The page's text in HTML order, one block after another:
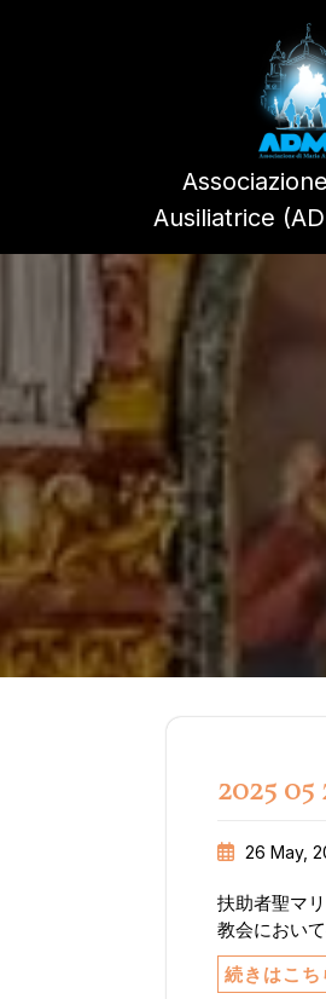
Ausiliatrice
2025 05
26 May,
扶助者聖マ
教会におい
オ会管区長
かい行列を
続きはこち